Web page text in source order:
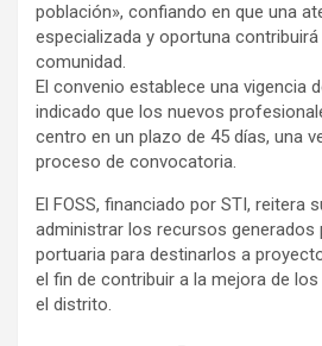
población», confiando en que una
especializada y oportuna
comunidad.
El convenio establece una vigencia
indicado que los nuevos
centro en un plazo de 45 días, una
proceso de convocatoria.
El FOSS, financiado por STI, reitera
administrar los recursos generados
portuaria para destinarlos a
el fin de contribuir a la mejora de
el distrito.